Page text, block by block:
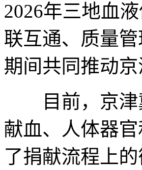
2026年三地血
联互通、质量
期间共同推动
目前，京津
献血、人体器
了捐献流程上